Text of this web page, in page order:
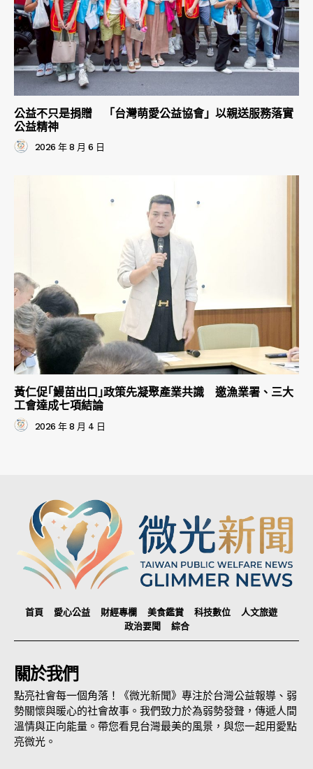
公益不只是捐贈 「台灣萌愛公益協會」以親送服務落實
公益精神
2026 年 8 月 6 日
黃仁促｢鰻苗出口｣政策先凝聚產業共識 邀漁業署、三大
工會達成七項結論
2026 年 8 月 4 日
首頁 愛心公益 財經專欄 美食鑑賞 科技數位
人文旅遊
政治要聞
綜合
關於我們
點亮社會每一個角落！《微光新聞》專注於台灣公益報導、弱
勢關懷與暖心的社會故事。我們致力於為弱勢發聲，傳遞人間
溫情與正向能量。帶您看見台灣最美的風景，與您一起用愛點
亮微光。